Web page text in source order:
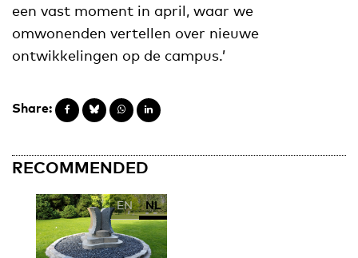
een vast moment in april, waar we
omwonenden vertellen over nieuwe
ontwikkelingen op de campus.’
Share:
RECOMMENDED
EN NL